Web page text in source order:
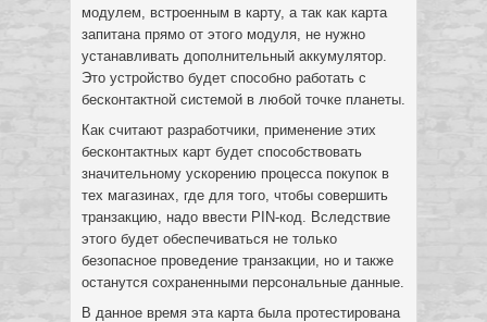
модулем, встроенным в карту, а так как карта
запитана прямо от этого модуля, не нужно
устанавливать дополнительный аккумулятор.
Это устройство будет способно работать с
бесконтактной системой в любой точке планеты.
Как считают разработчики, применение этих
бесконтактных карт будет способствовать
значительному ускорению процесса покупок в
тех магазинах, где для того, чтобы совершить
транзакцию, надо ввести PIN-код. Вследствие
этого будет обеспечиваться не только
безопасное проведение транзакции, но и также
останутся сохраненными персональные данные.
В данное время эта карта была протестирована